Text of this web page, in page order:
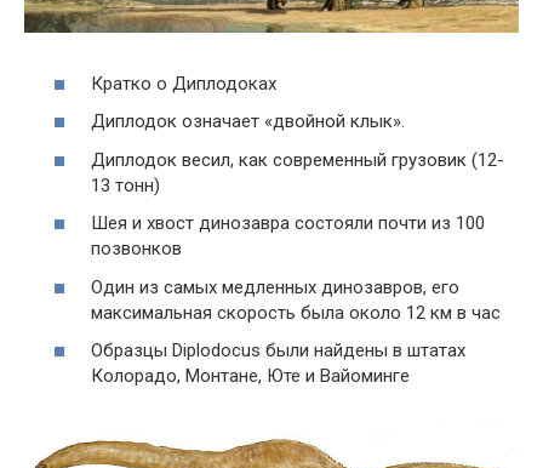
Кратко о Диплодоках
Диплодок означает «двойной клык».
Диплодок весил, как современный грузовик (12-
13 тонн)
Шея и хвост динозавра состояли почти из 100
позвонков
Один из самых медленных динозавров, его
максимальная скорость была около 12 км в час
Образцы Diplodocus были найдены в штатах
Колорадо, Монтане, Юте и Вайоминге